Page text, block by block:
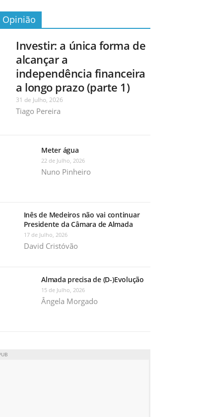
Opinião
Investir: a única forma de
alcançar a
independência financeira
a longo prazo (parte 1)
31 de Julho, 2026
Tiago Pereira
Meter água
22 de Julho, 2026
Nuno Pinheiro
Inês de Medeiros não vai continuar
Presidente da Câmara de Almada
17 de Julho, 2026
David Cristóvão
Almada precisa de (D-)Evolução
15 de Julho, 2026
Ângela Morgado